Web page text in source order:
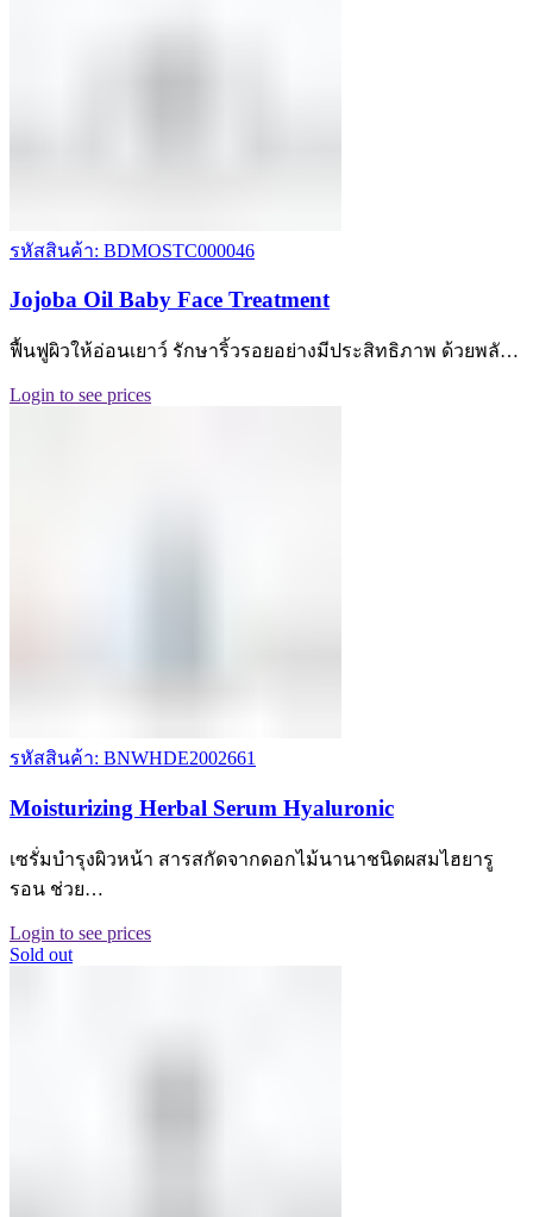
รหัสสินค้า: BDMOSTC000046
Jojoba Oil Baby Face Treatment
ฟื้นฟูผิวให้อ่อนเยาว์ รักษาริ้วรอยอย่างมีประสิทธิภาพ ด้วยพลั…
Login to see prices
รหัสสินค้า: BNWHDE2002661
Moisturizing Herbal Serum Hyaluronic
เซรั่มบำรุงผิวหน้า สารสกัดจากดอกไม้นานาชนิดผสมไฮยารู
รอน ช่วย…
Login to see prices
Sold out